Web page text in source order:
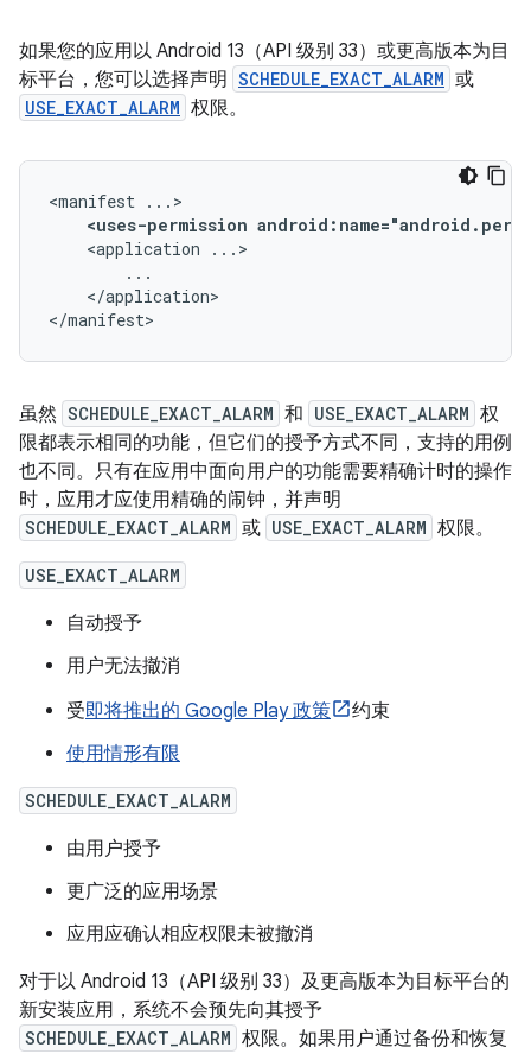
如果您的应用以 Android 13（API 级别 33）或更高版本为目
标平台，您可以选择声明 SCHEDULE_EXACT_ALARM 或
USE_EXACT_ALARM 权限。
<manifest
<uses-permission
<application
</application>
</manifest>
虽然 SCHEDULE_EXACT_ALARM 和 USE_EXACT_ALARM 权
限都表示相同的功能，但它们的授予方式不同，支持的用例
也不同。只有在应用中面向用户的功能需要精确计时的操作
时，应用才应使用精确的闹钟，并声明
SCHEDULE_EXACT_ALARM 或 USE_EXACT_ALARM 权限。
USE_EXACT_ALARM
自动授予
用户无法撤消
受即将推出的 Google Play 政策
约束
使用情形有限
SCHEDULE_EXACT_ALARM
由用户授予
更广泛的应用场景
应用应确认相应权限未被撤消
对于以 Android 13（API 级别 33）及更高版本为目标平台的
新安装应用，系统不会预先向其授予
SCHEDULE_EXACT_ALARM 权限。如果用户通过备份和恢复